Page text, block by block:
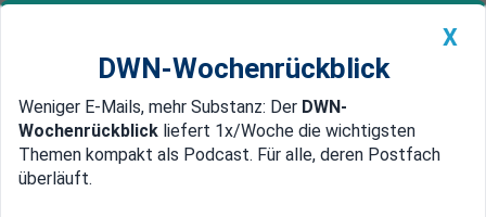
Newsticker MEIN DWN: Geldanlage Premium
Edelmetalle DWN-Magazin China
X
DWN-Wochenrückblick
Weniger E-Mails, mehr Substanz: Der DWN-
Wochenrückblick liefert 1x/Woche die wichtigsten
Themen kompakt als Podcast. Für alle, deren Postfach
überläuft.